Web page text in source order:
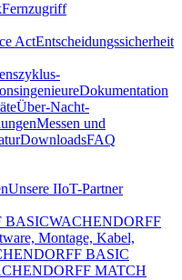
Fernzugriff
ActEntscheidungssicherheit
Dokumentation
Über-Nacht-
Messen und
DownloadsFAQ
Unsere IIoT-Partner
BASICWACHENDORFF
Montage, Kabel,
BASIC
MATCH